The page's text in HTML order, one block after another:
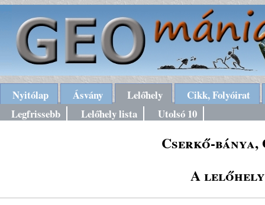
Nyitólap Ásvány Lelőhely
Cikk, Folyóirat
Legfrissebb
Lelőhely lista Utolsó 10
Cserkő-
A lelőhely